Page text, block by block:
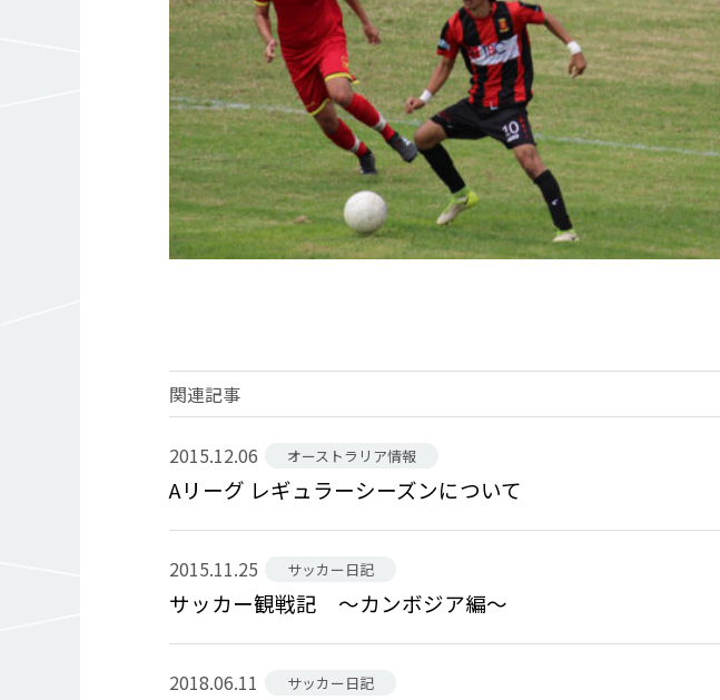
関連記事
2015.12.06 オーストラリア情報
Aリーグ レギュラーシーズンについて
2015.11.25 サッカー日記
サッカー観戦記 〜カンボジア編〜
2018.06.11 サッカー日記